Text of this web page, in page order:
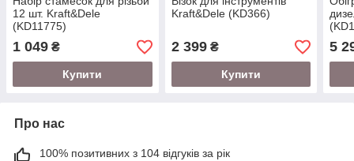
12 шт. Kraft&Dele
(KD11775)
1 049 ₴
Купити
Kraft&Dele (KD366)
2 399₴
Купити
5
Про нас
100% позитивних з 104 відгуків за рік